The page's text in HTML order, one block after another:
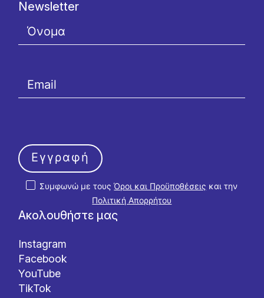
Ακολουθήστε μας
Instagram
Facebook
YouTube
TikTok
Newsletter
Συμφωνώ με τουςΌροι και Προϋποθέσεις και την
Πολιτική Απορρήτου
Εγγραφή